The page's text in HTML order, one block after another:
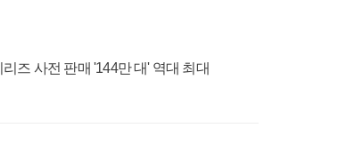
즈 사전 판매 '144만 대' 역대 최대